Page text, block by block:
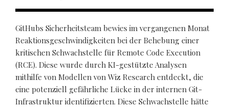
GitHubs Sicherheitsteam bewies im vergangenen Monat
Reaktionsgeschwindigkeiten bei der Behebung einer
kritischen Schwachstelle für Remote Code Execution
(RCE). Diese wurde durch KI-gestützte Analysen
mithilfe von Modellen von Wiz Research entdeckt, die
eine potenziell gefährliche Lücke in der internen Git-
Infrastruktur identifizierten. Diese Schwachstelle hätte